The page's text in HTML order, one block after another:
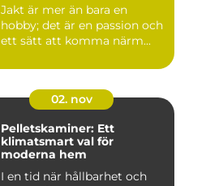
Jakt är mer än bara en
hobby; det är en passion och
ett sätt att komma närm...
02. nov
Pelletskaminer: Ett
klimatsmart val för
moderna hem
I en tid när hållbarhet och